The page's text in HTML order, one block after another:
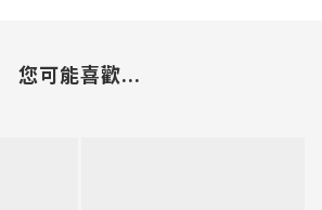
您可能喜歡...